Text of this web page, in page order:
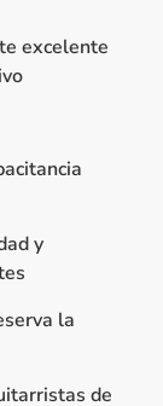
excelente
y
la
de